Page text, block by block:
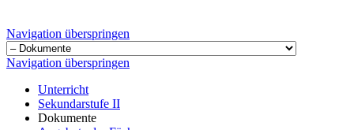
Navigation überspringen
Navigation überspringen
Unterricht
Sekundarstufe II
Dokumente